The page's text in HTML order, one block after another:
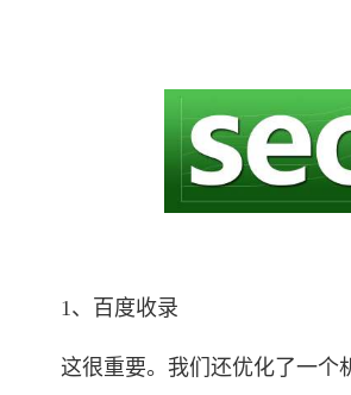
1、百度收录
这很重要。我们还优化了一个